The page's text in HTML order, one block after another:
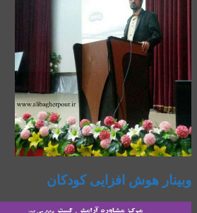
وبینار هوش افزایی کودکان